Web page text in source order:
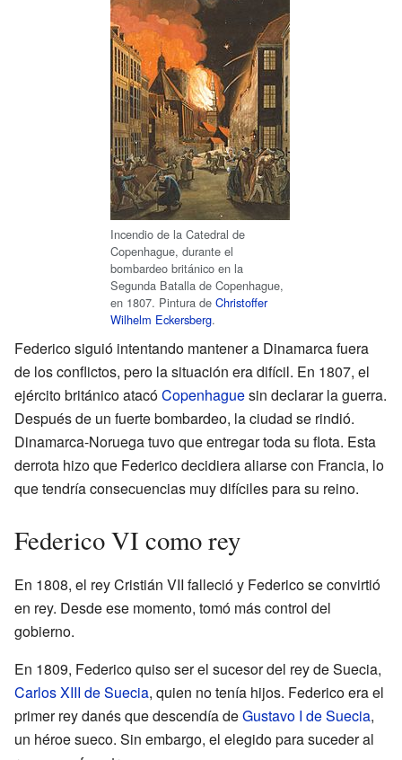
Incendio de la Catedral de
Copenhague, durante el
bombardeo británico en la
Segunda Batalla de Copenhague,
en 1807. Pintura de Christoffer
Wilhelm Eckersberg.
Federico siguió intentando mantener a Dinamarca fuera
de los conflictos, pero la situación era difícil. En 1807, el
ejército británico atacóCopenhaguesin declarar la guerra.
Después de un fuerte bombardeo, la ciudad se rindió.
Dinamarca-Noruega tuvo que entregar toda su flota. Esta
derrota hizo que Federico decidiera aliarse con Francia, lo
que tendría consecuencias muy difíciles para su reino.
Federico VI como rey
En 1808, el rey Cristián VII falleció y Federico se convirtió
en rey. Desde ese momento, tomó más control del
gobierno.
En 1809, Federico quiso ser el sucesor del rey de Suecia,
Carlos XIII de Suecia, quien no tenía hijos. Federico era el
primer rey danés que descendía deGustavo I de Suecia,
un héroe sueco. Sin embargo, el elegido para suceder al